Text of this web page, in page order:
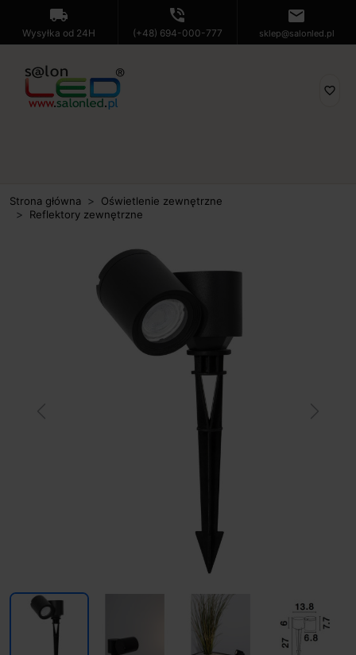
local_shipping
Wysyłka od 24H
phone_in_talk
(+48) 694-000-777
mail
sklep@salonled.pl
favorite_border
Strona główna
Oświetlenie zewnętrzne
Reflektory zewnętrzne